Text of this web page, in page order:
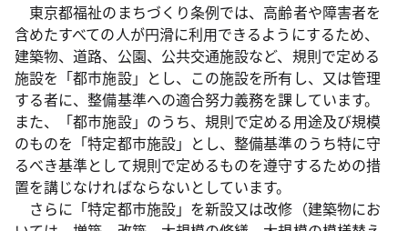
東京都福祉のまちづくり条例では、高齢者や障害者を
含めたすべての人が円滑に利用できるようにするため、
建築物、道路、公園、公共交通施設など、規則で定める
施設を「都市施設」とし、この施設を所有し、又は管理
する者に、整備基準への適合努力義務を課しています。
また、「都市施設」のうち、規則で定める用途及び規模
のものを「特定都市施設」とし、整備基準のうち特に守
るべき基準として規則で定めるものを遵守するための措
置を講じなければならないとしています。
さらに「特定都市施設」を新設又は改修（建築物にお